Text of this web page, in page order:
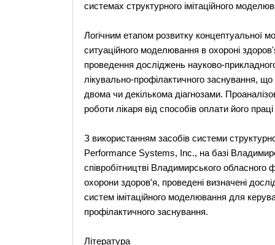
системах структурного імітаційного
Логічним етапом розвитку концептуальної
ситуаційного моделювання в охороні
проведення досліджень науково-
лікувально-профілактичного заснування,
двома чи декількома діагнозами.
роботи лікаря від способів оплати його
З використанням засобів системи
Performance Systems, Inc., на базі
співробітництві Владимирського
охорони здоров'я, проведені визначені
систем імітаційного моделювання для
профілактичного заснування.
Література